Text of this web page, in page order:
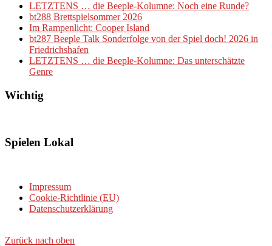
LETZTENS … die Beeple-Kolumne: Noch eine Runde?
bt288 Brettspielsommer 2026
Im Rampenlicht: Cooper Island
bt287 Beeple Talk Sonderfolge von der Spiel doch! 2026 in
Friedrichshafen
LETZTENS … die Beeple-Kolumne: Das unterschätzte
Genre
Wichtig
Spielen Lokal
Impressum
Cookie-Richtlinie (EU)
Datenschutzerklärung
Zurück nach oben